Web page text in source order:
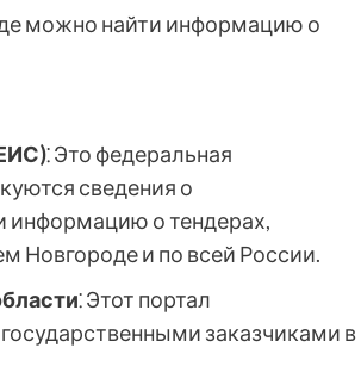
можно найти информацию о
⁚ Это федеральная
сведения о
информацию о тендерах,
Новгороде и по всей России.
⁚ Этот портал
заказчиками в